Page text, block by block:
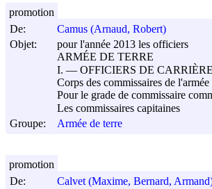
De:
Camus (Arnaud, Robert)
Objet:
pour l'année 2013 les officiers
ARMÉE DE TERRE
I. ― OFFICIERS DE CARRIÈRE
Corps des commissaires de l'armée
Pour le grade de commissaire
Les commissaires capitaines
Groupe:
Armée de terre
promotion
De:
Calvet (Maxime, Bernard,
promotion